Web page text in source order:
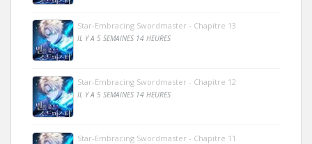
Star-Embracing Swordmaster - Chapitre 13
IL Y A 5 SEMAINES 14 HEURES
Star-Embracing Swordmaster - Chapitre 12
IL Y A 5 SEMAINES 14 HEURES
Star-Embracing Swordmaster - Chapitre 11